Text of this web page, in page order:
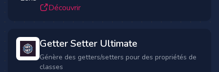
Découvrir
Getter Setter Ultimate
Génère des getters/setters pour des propriétés de
classes